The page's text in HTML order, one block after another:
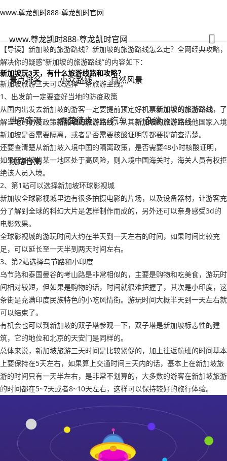
www.尊龙凯时888-尊龙凯时官网
www.尊龙凯时888-尊龙凯时官网
景点排名 小众路线 自然风景
世界奇观 露营徒步 汽车 杂谈
线路合集
www.尊龙凯时888-尊龙凯时官网
新加坡的旅游路线？新加坡的旅游路线怎么走-www.尊龙凯时888
【导读】新加坡的旅游路线？新加坡的旅游路线怎么走？全网经典攻略，
解决你的疑惑“新加坡的旅游路线”的内容如下：
新加坡玩3天，有什么旅游线路和攻略？
新加坡旅游三天可以选择一条旅游主线。
1、出发前一定要查好当地的防疫政策
从国内出发去新加坡的游客一定要提前预定好机票新加坡的旅游路线，了
解当地的防疫政策新加坡的旅游路线，从其新加坡的旅游路线他国家入境
新加坡是否需要隔离，或者是否需要核酸证明等都要提前查清楚。
还要查清楚从新加坡入境中国的隔离政策，是否需要48小时核酸证明，
如果新加坡的某一地区处于高风险，则入境中国海关时，海关人员有权拒
绝该人员入境。
2、第1站可以选择新加坡环球影视城
新加坡全球影视城里边有很多拍摄电影的片场，以及设备器材，让游客充
分了解到全球的科幻大片是怎样制作而成的，另外还可以亲身感受3d的
电影效果。
全球影视城的游玩时间大约在半天到一天左右的时间，如果时间比较充
足，可以延长至一天半到两天时间左右。
3、第2站选择乌节路和小印度
乌节路和泰国曼谷的考山路是非常相似的，主要是购物和吃美食，游玩时
间相对较短，但如果是购物的话，时间就很难把握了，其次是小印度，这
条街是充满印度民族特色的小吃风情街。游玩时间大概半天到一天左右就
可以结束了。
有机会也可以到新加坡的双子塔参观一下，双子塔是新加坡标志性的建
筑，它的地位和北京的天安门是同样的。
总体来说，新加坡旅游三天时间是比较紧促的，加上往返航班的时间基本
上要保持在5天左右，如果算上交通时间三天内的话，基本上在新加坡旅
游的时间只有一天半左右，是非常不划算的，大多数的游客在新加坡旅游
的时间都在5~7天或者8~10天左右，这样可以保持较好的旅行体验。